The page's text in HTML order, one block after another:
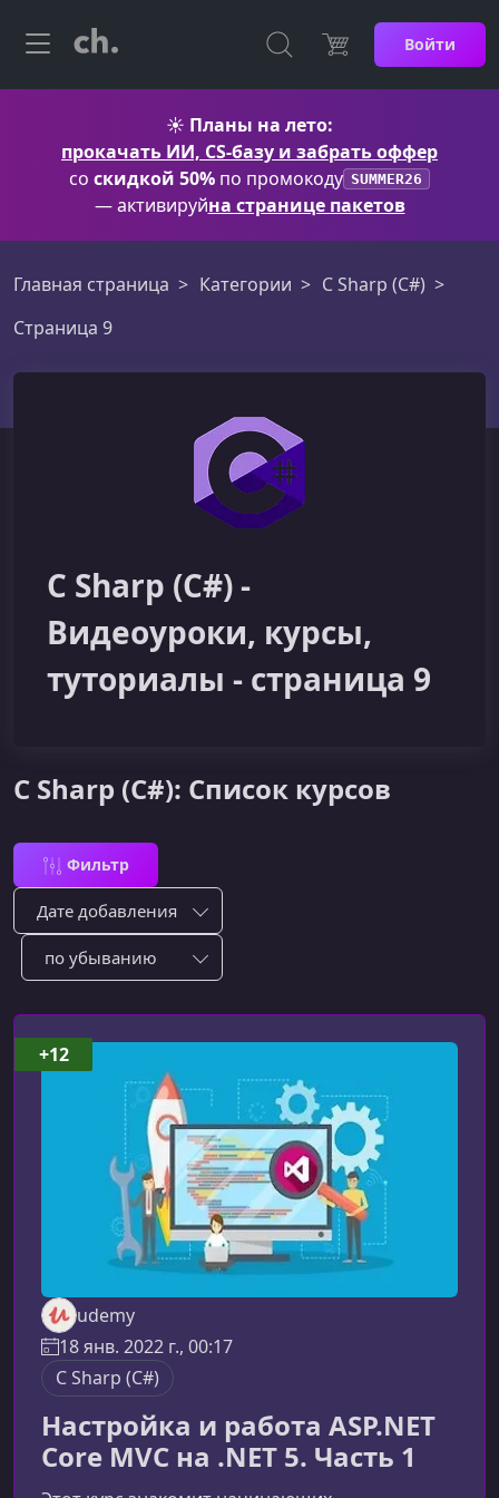
Войти
☀️ Планы на лето:
прокачать ИИ, CS-базу и забрать оффер
со скидкой 50% по промокоду SUMMER26
— активируйна странице пакетов
Главная страница Категории
C Sharp (C#)
Страница 9
C Sharp (C#) -
Видеоуроки, курсы,
туториалы - страница 9
C Sharp (C#): Список курсов
Фильтр
Сортировка по:
Сотировать по:
udemy
18 янв. 2022 г., 00:17
C Sharp (C#)
Настройка и работа ASP.NET
Core MVC на .NET 5. Часть 1
+12